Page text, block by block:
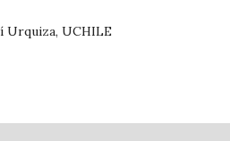
Urquiza, UCHILE